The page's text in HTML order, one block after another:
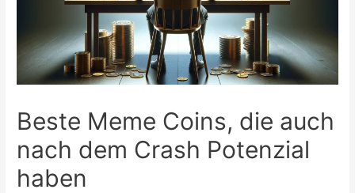
Beste Meme Coins, die auch
nach dem Crash Potenzial
haben